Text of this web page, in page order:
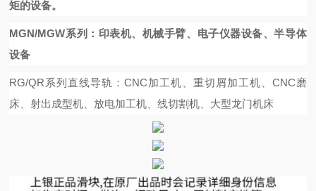
矩的设备。
MGN/MGW系列：印表机、机械手臂、电子仪器设备、半导体
设备
RG/QR系列直线导轨：CNC加工机、重切屑加工机、CNC磨
床、射出成型机、放电加工机、线切割机、大型龙门机床